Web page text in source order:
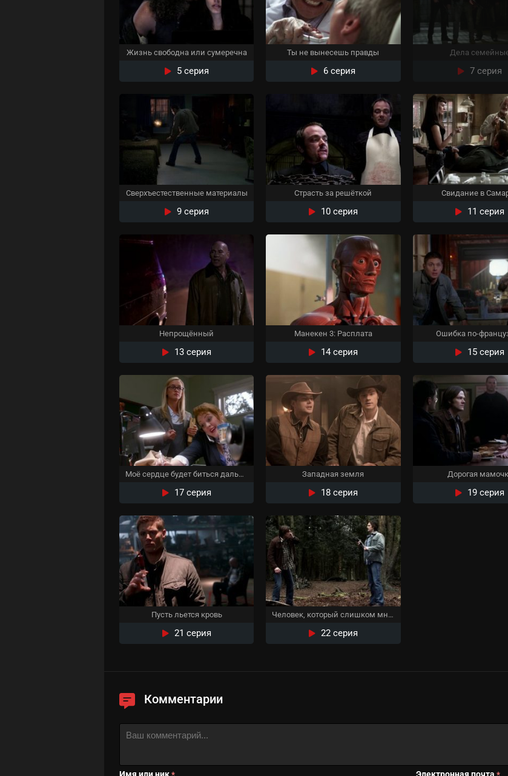
Жизнь свободна или cумеречна
5 серия
Ты не вынесешь правды
6 серия
Дела
7 серия
Сверхъестественные материалы
9 серия
Страсть за решёткой
10 серия
Свидание в
11 серия
Непрощённый
13 серия
Манекен 3: Расплата
14 серия
Ошибка по-
15 серия
Моё сердце будет биться дальше
17 серия
Западная земля
18 серия
Дорогая
19 серия
Пусть льется кровь
21 серия
Человек, который слишком много знал
22 серия
Комментарии